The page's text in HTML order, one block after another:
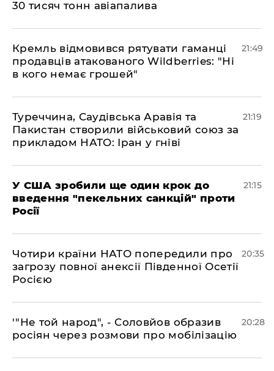
30 тисяч тонн авіапалива
​Кремль відмовився рятувати гаманці
продавців атакованого Wildberries: "Ні
в кого немає грошей"
21:49
​Туреччина, Саудівська Аравія та
Пакистан створили військовий союз за
прикладом НАТО: Іран у гніві
21:19
​У США зробили ще один крок до
введення "пекельних санкцій" проти
Росії
21:15
​Чотири країни НАТО попередили про
загрозу повної анексії Південної Осетії
Росією
20:35
​'"Не той народ", - Соловйов образив
росіян через розмови про мобілізацію
20:28